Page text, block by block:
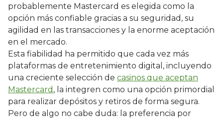
probablemente Mastercard es elegida como la
opción más confiable gracias a su seguridad, su
agilidad en las transacciones y la enorme aceptación
en el mercado.
Esta fiabilidad ha permitido que cada vez más
plataformas de entretenimiento digital, incluyendo
una creciente selección de casinos que aceptan
Mastercard , la integren como una opción primordial
para realizar depósitos y retiros de forma segura.
Pero de algo no cabe duda: la preferencia por